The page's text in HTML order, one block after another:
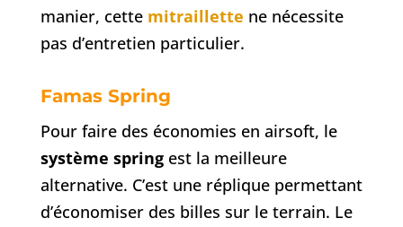
manier, cette mitraillette ne nécessite
pas d’entretien particulier.
Famas Spring
Pour faire des économies en airsoft, le
système springest la meilleure
alternative. C’est une réplique permettant
d’économiser des billes sur le terrain. Le